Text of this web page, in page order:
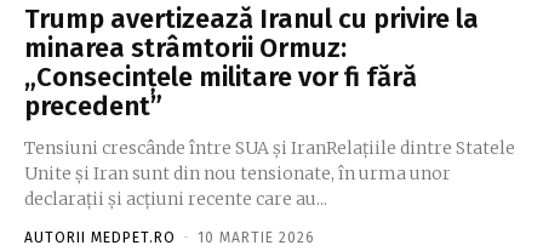
Trump avertizează Iranul cu privire la
minarea strâmtorii Ormuz:
„Consecințele militare vor fi fără
precedent”
Tensiuni crescânde între SUA și IranRelațiile dintre Statele
Unite și Iran sunt din nou tensionate, în urma unor
declarații și acțiuni recente care au...
AUTORII MEDPET.RO - 10 MARTIE 2026